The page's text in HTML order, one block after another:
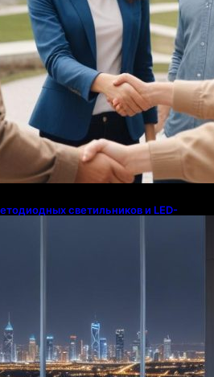
светильников и LED-